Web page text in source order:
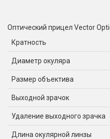
Оптический прицел Vector
Кратность
Диаметр окуляра
Размер объектива
Выходной зрачок
Удаление выходного зрачка
Длина окулярной линзы